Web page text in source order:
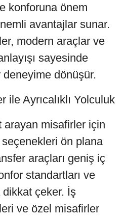
konforuna önem
avantajlar sunar.
modern araçlar ve
sayesinde
dönüşür.
ile Ayrıcalıklı Yolculuk
misafirler için
ön plana
araçları geniş iç
standartları ve
dikkat çeker. İş
ve özel misafirler